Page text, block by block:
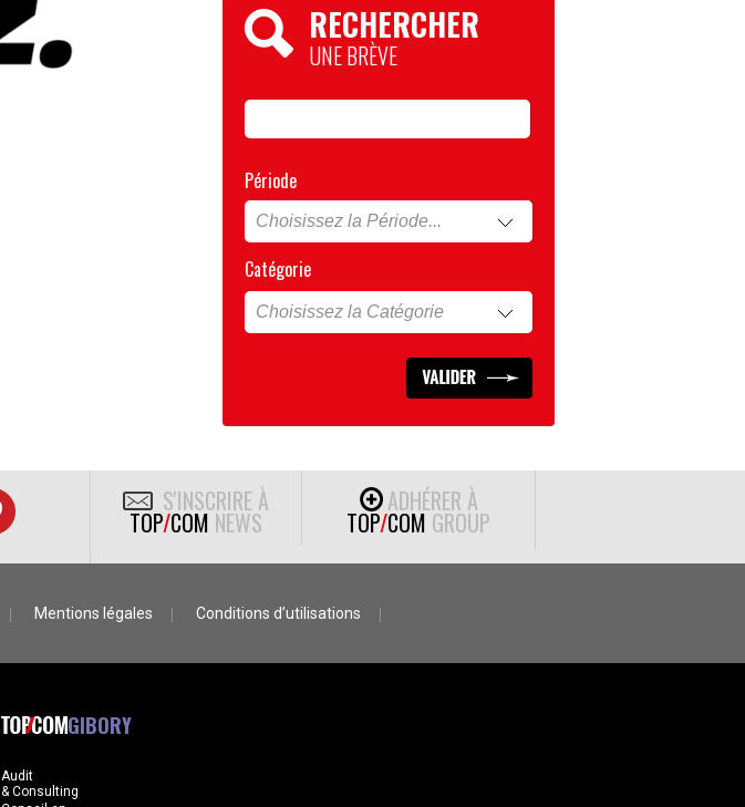
RECHERCHER
UNE BRÈVE
Période
Catégorie
S'INSCRIRE À
TOP/COM NEWS
ADHÉRER À
TOP/COM GROUP
Mentions légales Conditions d’utilisations
GIBORY
Audit
& Consulting